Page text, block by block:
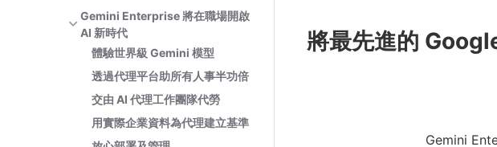
Gemini Enterprise 將在職場開啟
AI 新時代
體驗世界級 Gemini 模型
透過代理平台助所有人事半功倍
交由 AI 代理工作團隊代勞
用實際企業資料為代理建立基準
將最先進的
Gemini